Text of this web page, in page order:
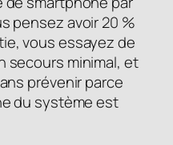
pensez avoir 20 %
vous essayez de
secours minimal, et
prévenir parce
du système est